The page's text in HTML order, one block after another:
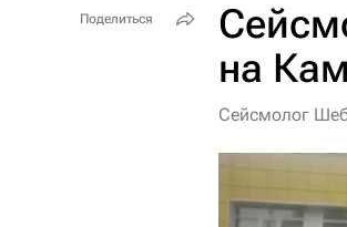
на
Сейсмолог
Поделиться